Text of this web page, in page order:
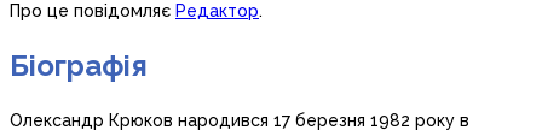
Про це повідомляє Редактор.
Біографія
Олександр Крюков народився 17 березня 1982 року в